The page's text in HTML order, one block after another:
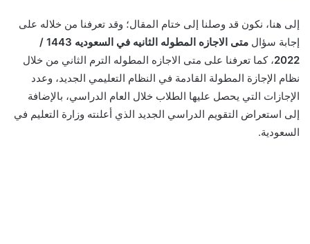
إلى هنا، نكون قد وصلنا إلى ختام المقال؛ وقد تعرفنا من خلاله على
إجابة سؤال
متى الاجازه المطوله الثانيه في السعوديه 1443 /
2022، كما تعرفنا على متى الاجازه المطوله الترم الثاني من خلال
نظام الإجازة المطولة القادمة في النظام التعليمي الجديد، وعدد
الإجازات التي يحصل عليها الطلاب خلال العام الدراسي، بالإضافة
إلى استعراض التقويم الدراسي الجديد الذي أعلنته وزارة التعليم في
السعودية.